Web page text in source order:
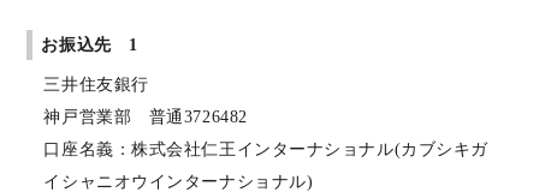
お振込先 1
三井住友銀行
神戸営業部 普通3726482
口座名義：株式会社仁王インターナショナル(カブシキガ
イシャニオウインターナショナル)